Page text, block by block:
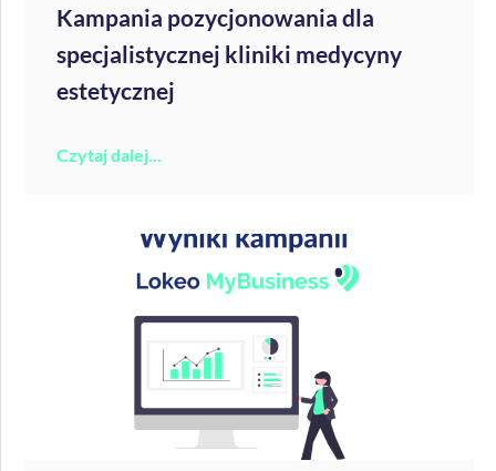
Kampania pozycjonowania dla
specjalistycznej kliniki medycyny
estetycznej
Czytaj dalej...